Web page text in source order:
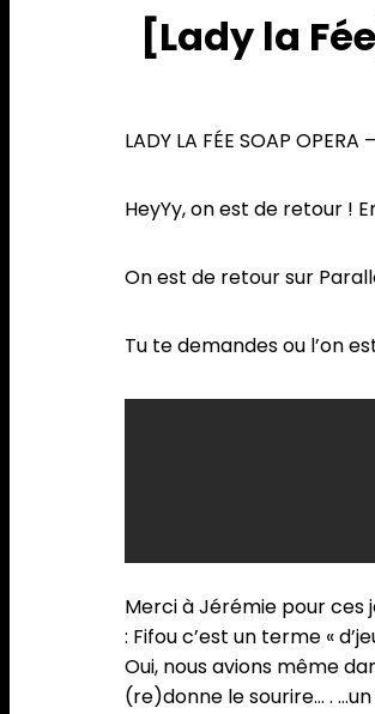
[Lady la
LADY LA FÉE SOAP
HeyYy, on est de retour !
On est de retour sur
Tu te demandes ou l’on
Merci à Jérémie pour ces
: Fifou c’est un terme «
Oui, nous avions même
(re)donne le sourire… .